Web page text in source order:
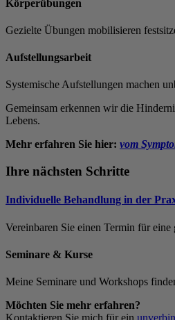
Körperübungen
Gezielte Übungen mobilisieren
Aufstellungsarbeit
Systemische Aufstellungen machen
Gemeinsam erkennen wir die
Lebens.
Mehr erfahren Sie hier: vom
Ihre nächsten Schritte
Individuelle Behandlung in der
Vereinbaren Sie einen Termin für eine
Seminare & Kurse
Meine Seminare und Workshops
Möchten Sie mehr erfahren?